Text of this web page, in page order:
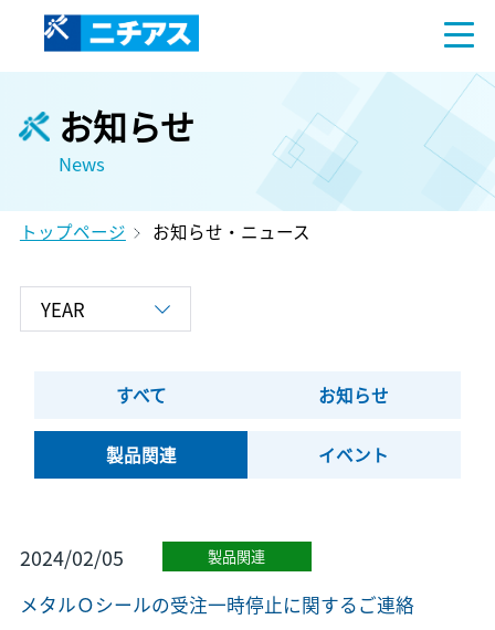
お知らせ
News
トップページ お知らせ・ニュース
すべて お知らせ
製品関連 イベント
2024/02/05 製品関連
メタルＯシールの受注一時停止に関するご連絡